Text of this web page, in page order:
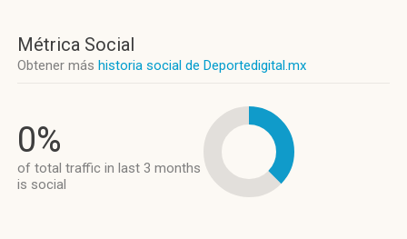
Métrica Social
Obtener más historia social de Deportedigital.mx
0%
of total traffic in last 3 months
is social